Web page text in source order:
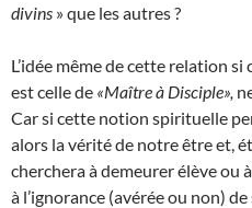
divins » que les autres ?
L’idée même de cette relation
est celle de «Maître à Disciple»,
Car si cette notion spirituelle
alors la vérité de notre être et,
cherchera à demeurer élève ou
à l’ignorance (avérée ou non)